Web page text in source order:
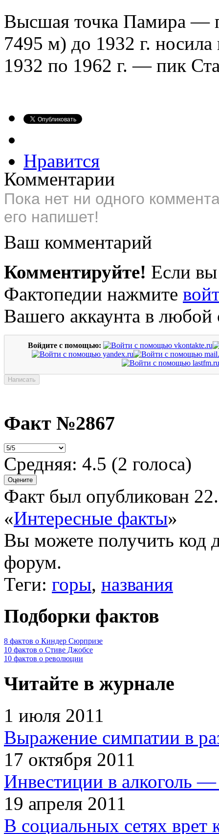
Высшая точка Памира —
7495 м) до 1932 г.
1932 по 1962 г. — пик
Нравится
Комментарии
Пока нет ни одного
его напишет!
Ваш комментарий
Комментируйте! Если вы
Фактопедии нажмите
Вашего аккаунта в любой
Войдите с помощью:
Факт №2867
Средняя: 4.5 (2 голоса)
Факт был опубликован
«Интересные факты»
Вы можете получить код
форум.
Теги: горы, названия
Подборки фактов
8 фактов о Киндер Сюрпризе
10 фактов о Стиве Джобсе
10 фактов о революции
Читайте в журнале
1 июля 2011
Выражение симпатии в
17 октября 2011
Инвестиции в алкоголь —
19 апреля 2011
В социальных сетях врет